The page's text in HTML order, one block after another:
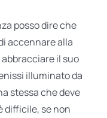
posso dire che
accennare alla
il suo
illuminato da
stessa che deve
difficile, se non